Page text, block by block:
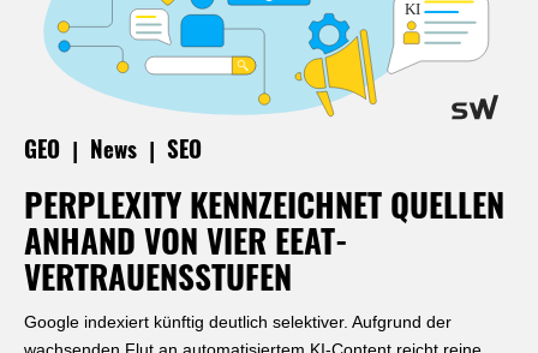
GEO News SEO
PERPLEXITY KENNZEICHNET QUELLEN
ANHAND VON VIER EEAT-
VERTRAUENSSTUFEN
Google indexiert künftig deutlich selektiver. Aufgrund der